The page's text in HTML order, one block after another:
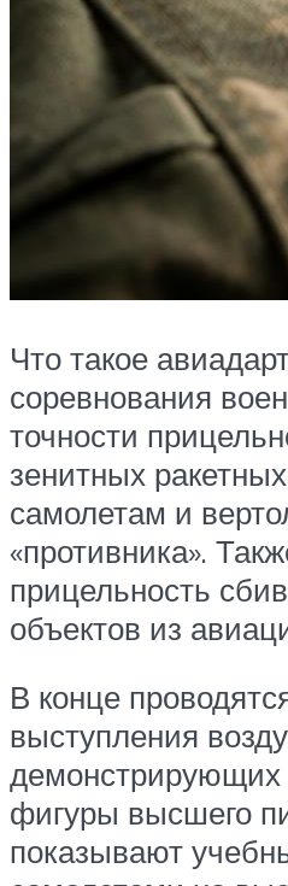
Что такое
соревнования
точности
зенитных
самолетам и
«противника».
прицельность
объектов из
В конце
выступления
демонстрирующих
фигуры высшего
показывают